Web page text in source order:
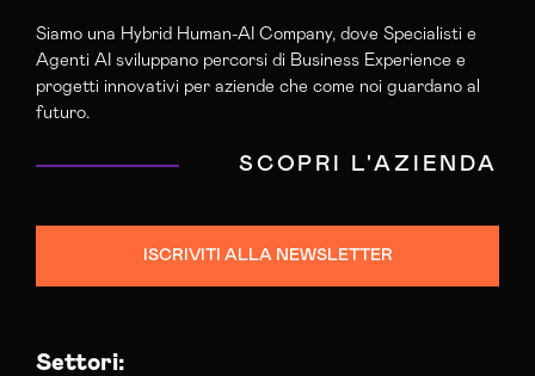
Siamo una Hybrid Human-AI Company, dove Specialisti e
Agenti AI sviluppano percorsi di Business Experience e
progetti innovativi per aziende che come noi guardano al
futuro.
SCOPRI L'AZIENDA
ISCRIVITI ALLA NEWSLETTER
Settori: